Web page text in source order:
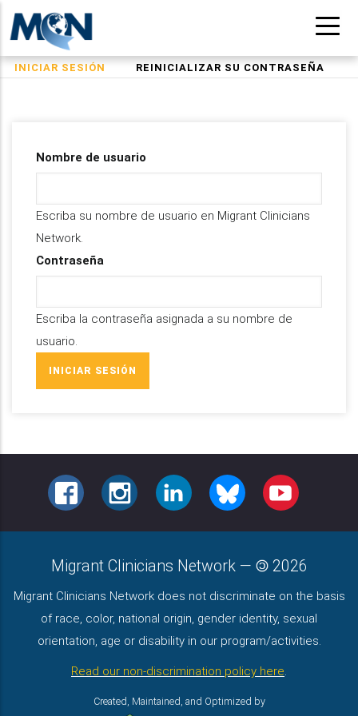
Pasar
contenido
principal
Solapas
INICIAR SESIÓN
(SOLAPAREINICIALIZAR SU CONTRASEÑA
Nombre de usuario
Escriba su nombre de usuario en Migrant Clinicians
Network.
Contraseña
Escriba la contraseña asignada a su nombre de
usuario.
FACEBOOKINSTAGRAMLINKEDIN BLUESKY YOUTUBE
Migrant Clinicians Network — 2026
Migrant Clinicians Network does not discriminate on the basis
of race, color, national origin, gender identity, sexual
orientation, age or disability in our program/activities.
Read our non-discrimination policy here.
Created, Maintained, and Optimized by